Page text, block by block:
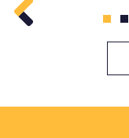
1 2